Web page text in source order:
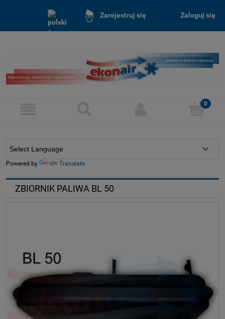
Zarejestruj się Zaloguj się
Powered by Translate
ZBIORNIK PALIWA BL 50